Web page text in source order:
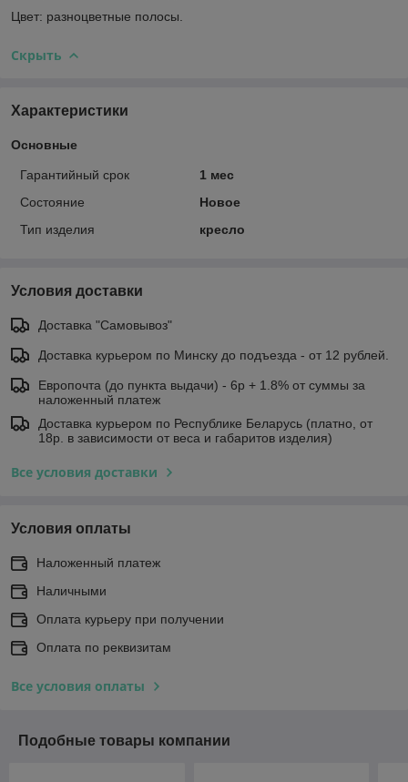
Цвет: разноцветные полосы.
Скрыть
Характеристики
Основные
Гарантийный срок
1 мес
Состояние
Новое
Тип изделия
кресло
Условия доставки
Доставка "Самовывоз"
Доставка курьером по Минску до подъезда - от 12 рублей.
Европочта (до пункта выдачи) - 6р + 1.8% от суммы за
наложенный платеж
Доставка курьером по Республике Беларусь (платно, от
18р. в зависимости от веса и габаритов изделия)
Все условия доставки
Условия оплаты
Наложенный платеж
Наличными
Оплата курьеру при получении
Оплата по реквизитам
Все условия оплаты
Подобные товары компании